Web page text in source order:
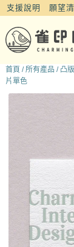
支援說明 願望
首頁 /所有產品 / 凸
片單色